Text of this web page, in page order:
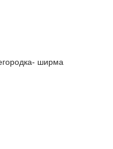
ширма